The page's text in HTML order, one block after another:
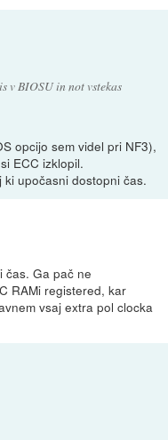
v BIOSU in not vstekas
opcijo sem videl pri NF3),
ECC izklopil.
ki upočasni dostopni čas.
čas. Ga pač ne
RAMi registered, kar
vsaj extra pol clocka